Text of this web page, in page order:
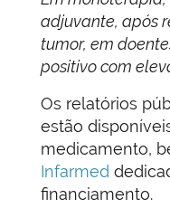
adjuvante, após
tumor, em
positivo com
Os relatórios
estão
medicamento,
Infarmed
financiamento.